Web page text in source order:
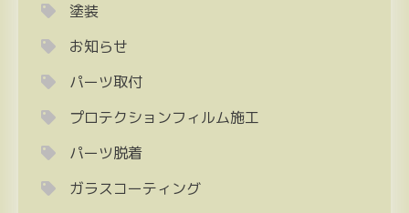
塗装
お知らせ
パーツ取付
プロテクションフィルム施工
パーツ脱着
ガラスコーティング